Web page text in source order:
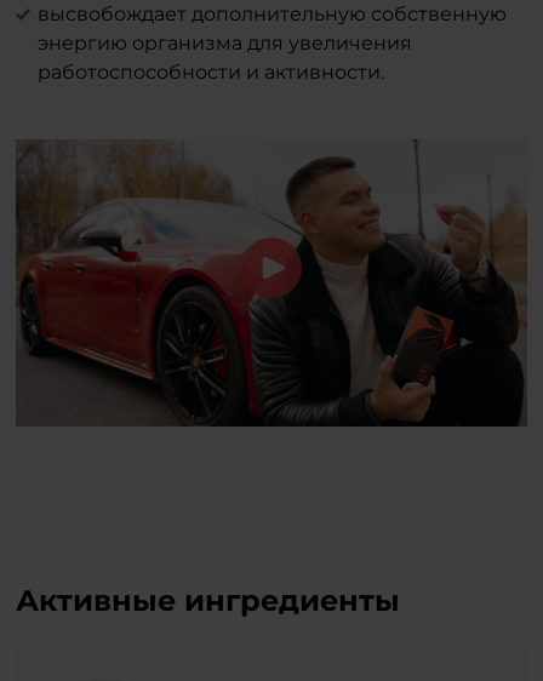
высвобождает дополнительную собственную
энергию организма для увеличения
работоспособности и активности.
Активные ингредиенты